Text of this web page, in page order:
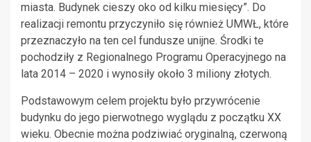
miasta. Budynek cieszy oko od kilku miesięcy”. Do
realizacji remontu przyczyniło się również UMWŁ, które
przeznaczyło na ten cel fundusze unijne. Środki te
pochodziły z Regionalnego Programu Operacyjnego na
lata 2014 – 2020 i wynosiły około 3 miliony złotych.
Podstawowym celem projektu było przywrócenie
budynku do jego pierwotnego wyglądu z początku XX
wieku. Obecnie można podziwiać oryginalną, czerwoną